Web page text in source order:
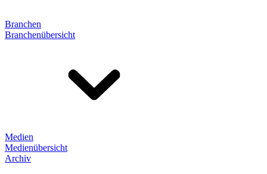
Branchen
Branchenübersicht
Medien
Medienübersicht
Archiv